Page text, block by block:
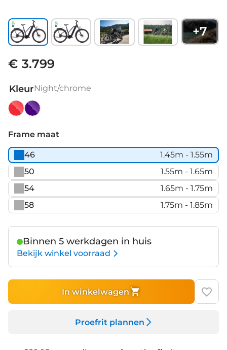
+7
€ 3.799
KleurNight/chrome
Frame maat
46
1.45m - 1.55m
50
1.55m - 1.65m
54
1.65m - 1.75m
58
1.75m - 1.85m
Binnen 5 werkdagen in huis
Bekijk winkel voorraad
In winkelwagen
Proefrit plannen